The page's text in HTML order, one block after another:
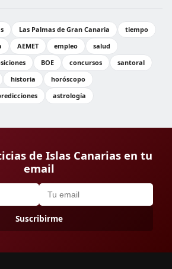
Las Palmas de Gran Canaria
tiempo
AEMET empleo
salud
BOE concursos
santoral
historia
horóscopo
astrología
de Islas Canarias en tu
email
Suscribirme